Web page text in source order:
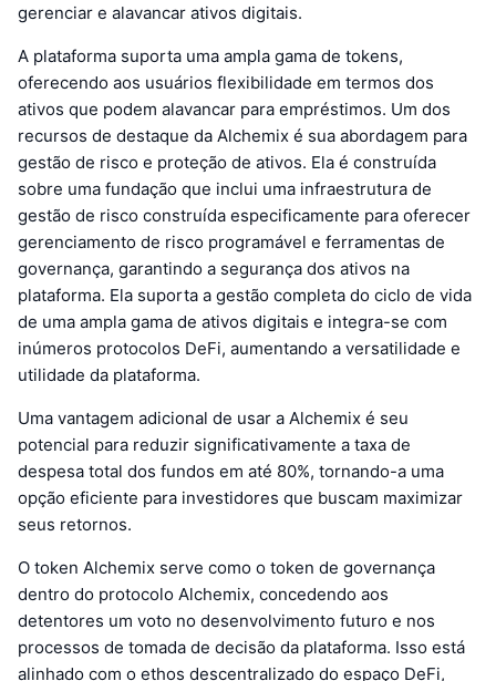
gerenciar e alavancar ativos digitais.
A plataforma suporta uma ampla gama de tokens,
oferecendo aos usuários flexibilidade em termos dos
ativos que podem alavancar para empréstimos. Um dos
recursos de destaque da Alchemix é sua abordagem para
gestão de risco e proteção de ativos. Ela é construída
sobre uma fundação que inclui uma infraestrutura de
gestão de risco construída especificamente para oferecer
gerenciamento de risco programável e ferramentas de
governança, garantindo a segurança dos ativos na
plataforma. Ela suporta a gestão completa do ciclo de vida
de uma ampla gama de ativos digitais e integra-se com
inúmeros protocolos DeFi, aumentando a versatilidade e
utilidade da plataforma.
Uma vantagem adicional de usar a Alchemix é seu
potencial para reduzir significativamente a taxa de
despesa total dos fundos em até 80%, tornando-a uma
opção eficiente para investidores que buscam maximizar
seus retornos.
O token Alchemix serve como o token de governança
dentro do protocolo Alchemix, concedendo aos
detentores um voto no desenvolvimento futuro e nos
processos de tomada de decisão da plataforma. Isso está
alinhado com o ethos descentralizado do espaço DeFi,